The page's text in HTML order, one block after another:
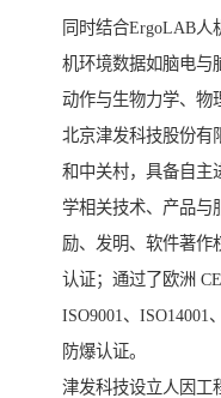
同时结合ErgoLAB人
机环境数据如脑电与
动作与生物力学、物
北京津发科技股份有
和中关村，具备自主
学相关技术、产品与
励、发明、软件著作
认证；通过了欧洲
ISO9001、ISO14001
防爆认证。
津发科技设立人因工